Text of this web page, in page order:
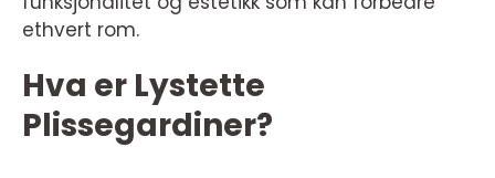
ethvert rom.
Hva er Lystette
Plissegardiner?